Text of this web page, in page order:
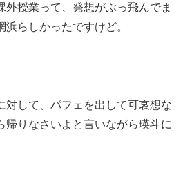
外授業って、発想がぶっ飛んでま
らしかったですけど。
対して、パフェを出して可哀想な
帰りなさいよと言いながら瑛斗に